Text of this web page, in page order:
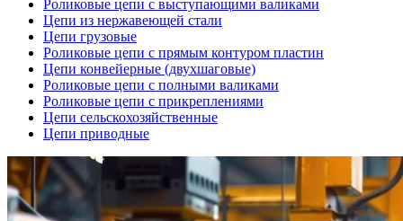
Роликовые цепи с выступающими валиками
Цепи из нержавеющей стали
Цепи грузовые
Роликовые цепи с прямым контуром пластин
Цепи конвейерные (двухшаговые)
Роликовые цепи с полными валиками
Роликовые цепи с прикреплениями
Цепи сельскохозяйственные
Цепи приводные